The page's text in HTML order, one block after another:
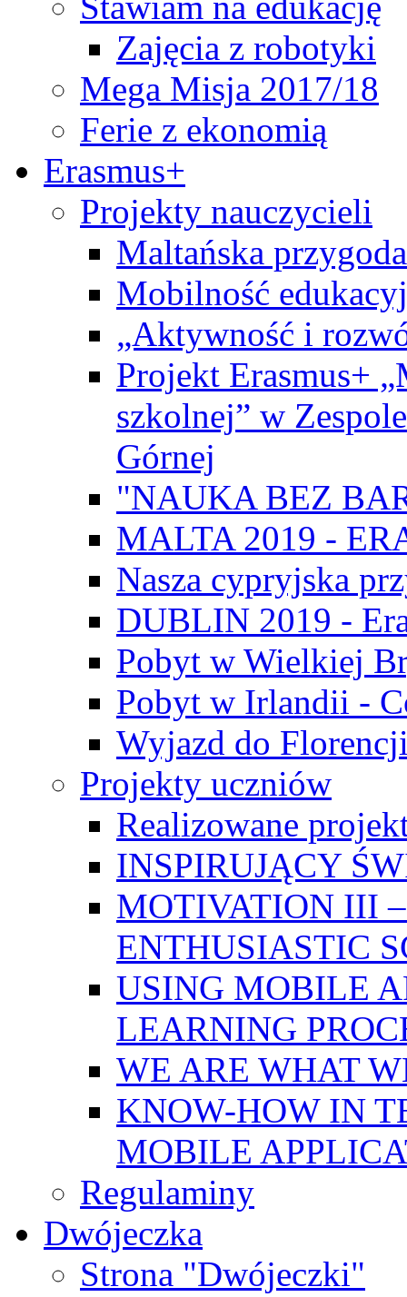
Zajęcia z robotyki
Mega Misja 2017/18
Ferie z ekonomią
Erasmus+
Projekty nauczycieli
Maltańska
Mobilność
„Aktywność i
Projekt Erasmus+
szkolnej” w
Górnej
"NAUKA BEZ
MALTA 2019 -
Nasza cypryjska
DUBLIN 2019 -
Pobyt w Wielkiej
Pobyt w Irlandii -
Wyjazd do
Projekty uczniów
Realizowane
INSPIRUJĄCY
MOTIVATION III
ENTHUSIASTIC
USING MOBILE
LEARNING
WE ARE WHAT
KNOW-HOW IN
MOBILE
Regulaminy
Dwójeczka
Strona "Dwójeczki"